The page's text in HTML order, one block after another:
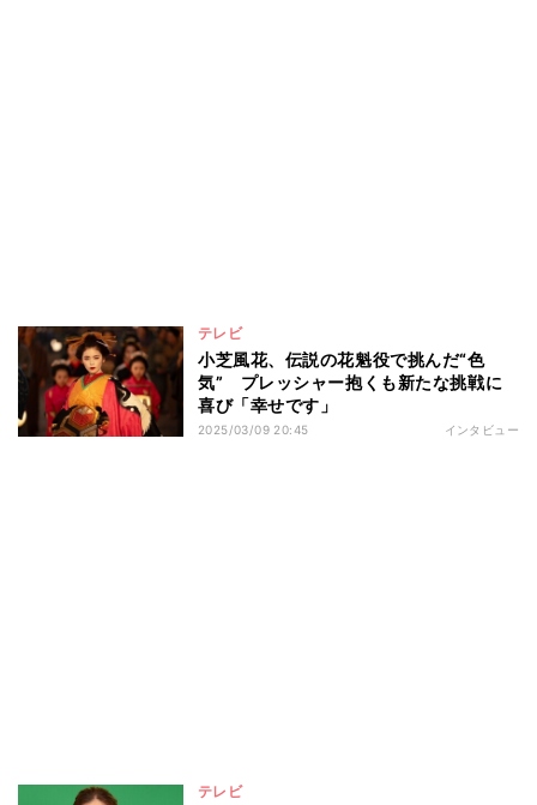
テレビ
小芝風花、伝説の花魁役で挑んだ“色
気” プレッシャー抱くも新たな挑戦に
喜び「幸せです」
2025/03/09 20:45 インタビュー
テレビ